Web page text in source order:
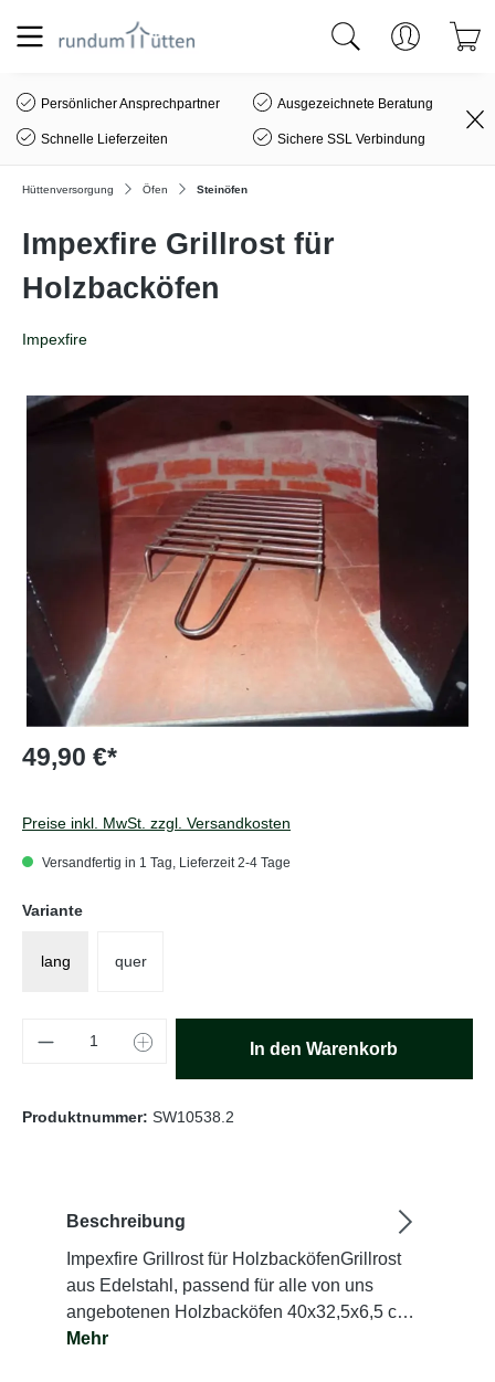
springen
Persönlicher Ansprechpartner Ausgezeichnete Beratung
Schnelle Lieferzeiten Sichere SSL Verbindung
Hüttenversorgung Öfen Steinöfen
Impexfire Grillrost für
Holzbacköfen
Impexfire
49,90 €*
Preise inkl. MwSt. zzgl. Versandkosten
Versandfertig in 1 Tag, Lieferzeit 2-4 Tage
Varianteauswählen
lang quer
Produkt Anzahl: Gib den gewünschten
In den Warenkorb
Produktnummer: SW10538.2
Beschreibung
Impexfire Grillrost für HolzbacköfenGrillrost
aus Edelstahl, passend für alle von uns
angebotenen Holzbacköfen 40x32,5x6,5 c…
Mehr